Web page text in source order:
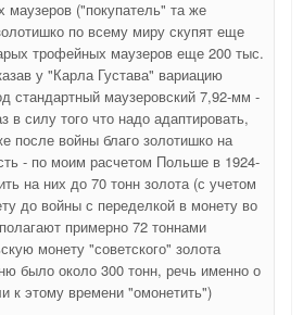
маузеров ("покупатель" та же
по всему миру скупят еще
трофейных маузеров еще 200 тыс.
у "Карла Густава" вариацию
стандартный маузеровский 7,92-мм -
в силу того что надо адаптировать,
после войны благо золотишко на
- по моим расчетом Польше в 1924-
на них до 70 тонн золота (с учетом
до войны с переделкой в монету во
примерно 72 тоннами
монету "советского" золота
было около 300 тонн, речь именно о
к этому времени "омонетить")